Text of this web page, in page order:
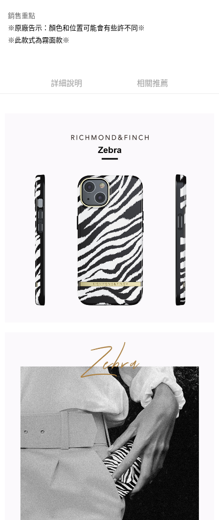
１．簡單：不需註冊會員、不需綁卡、不需儲值。
２．便利：只要手機號碼，簡訊認證，即可結帳。
３．安心：先確認商品／服務後，再付款。
３．收到繳費通知簡訊後14天內，點擊此簡訊中的連結，可透過四大超商／
是否繳費成功／繳費後需取消欲退款等相關疑問，請聯繫「AFTEE先享後付
易，需依本服務之必要範圍內提供個人資料，並將交易相關給付款項請求債
權轉讓予恩沛科技股份有限公司。
２．關於個人資料處理事宜，請瀏覽以下網址：
https://aftee.tw/terms/#terms3
３．未成年的使用者請事先徵得法定代理人或監護人之同意方可使用
「AFTEE先享後付」，若未經同意申辦者引起之損失，本公司不負相關責
４．使用「AFTEE先享後付」時，將依據個別帳號之用戶狀況，依本公司即
時審查核予不同之上限額度；若仍有額度不足之情形，本公司將視審查結果
請求用戶進行身份認證。
５．嚴禁一人註冊多個帳號或使用他人資訊註冊。若發現惡意使用之情形，
恩沛科技股份有限公司將有權停止該用戶之使用額度並採取法律行動。
運送方式
全家取貨付款
每筆NT$60，滿NT$499(含以上)免運費
每筆NT$60，滿NT$499(含以上)免運費
離島配送
每筆NT$100
銷售重點
※原廠告示：顏色和位置可能會有些許不同※
※此款式為霧面款※
詳細說明 相關推薦